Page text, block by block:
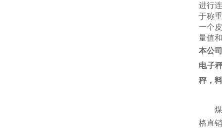
进行
于称
一个
量值
本公
电子
秤，
格直